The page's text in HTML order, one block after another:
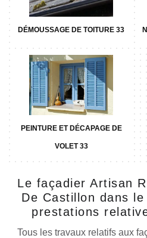
DÉMOUSSAGE DE TOITURE 33
PEINTURE ET DÉCAPAGE DE
VOLET 33
Le façadier Artisan
De Castillon dans
prestations
Tous les travaux relatifs aux